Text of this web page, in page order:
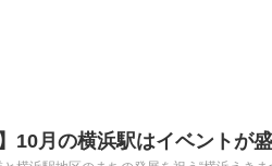
】10月の横浜駅はイベントが